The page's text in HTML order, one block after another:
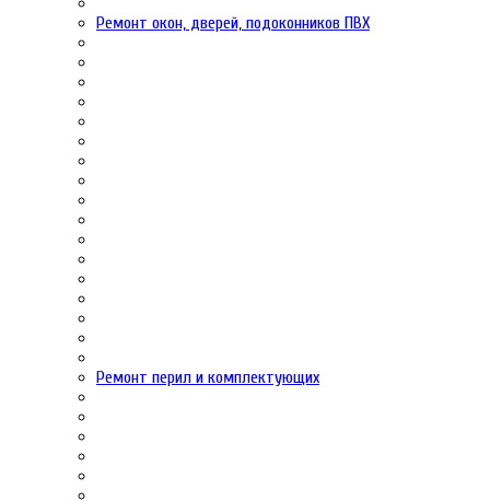
Ремонт окон, дверей, подоконников ПВХ
Ремонт перил и комплектующих